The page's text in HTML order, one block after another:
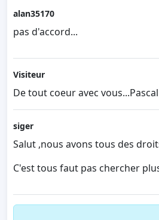
alan35170
pas d'accord...
Visiteur
De tout coeur avec vous...Pascal
siger
Salut ,nous avons tous des
C'est tous faut pas chercher